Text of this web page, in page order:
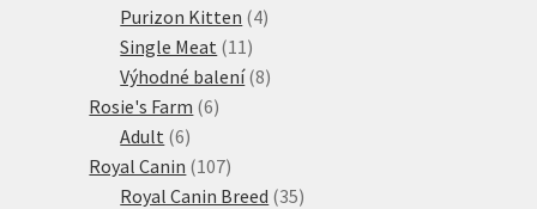
produktů
Purizon Kitten 44
Single Meat 11 11
produktů
Výhodné balení 88
Rosie's Farm 66
Adult 66
produktů
Royal Canin 107107
produktů
Royal Canin Breed 3535